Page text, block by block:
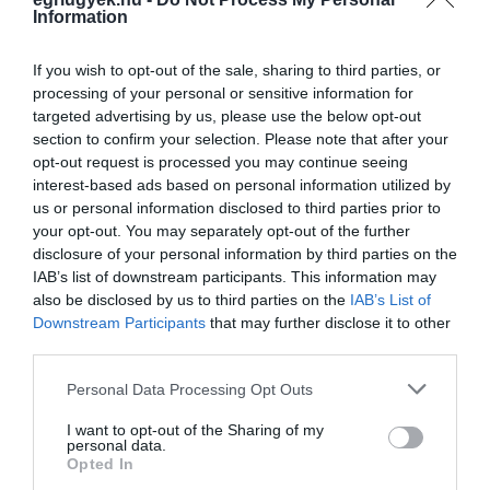
Information
If you wish to opt-out of the sale, sharing to third parties, or
processing of your personal or sensitive information for
targeted advertising by us, please use the below opt-out
section to confirm your selection. Please note that after your
opt-out request is processed you may continue seeing
interest-based ads based on personal information utilized by
us or personal information disclosed to third parties prior to
your opt-out. You may separately opt-out of the further
disclosure of your personal information by third parties on the
IAB’s list of downstream participants. This information may
also be disclosed by us to third parties on the IAB’s List of
Downstream Participants that may further disclose it to other
Please note that this website/app uses one or more Google
not limited to your visit or usage behaviour. You may click to
grant or deny consent to Google and its third-party tags to
use your data for below specified purposes in below Google
Personal Data Processing Opt Outs
I want to opt-out of the Sharing of my
personal data.
Opted In
készíteni.” Pál Sándor felidézte továbbá, hogy
hektoliter Egri Csillagot minősítettek a
termelők, 2015-ben 3400 hektolitert, idén
március derekáig pedig már 3200 hektolitert.
Ez az utóbbi mennyiség közel 500 ezer palack
bort takar, így év végéig várhatóan elérik az
egymillió palack Egri Csillagot. Ebből is látszik,
hogy keresett termékről van szó - tette hozzá.
Ráki Csaba, az április 29-e és május 1-je
között tartandó ötödik Egri Csillag Ünnep
főszervezője közölte, hogy a rendezvénynek a
borász Egri Csillagát várják ide, jellemzően
feltörekvő, fiatal zenekarok lépnek fel, illetve